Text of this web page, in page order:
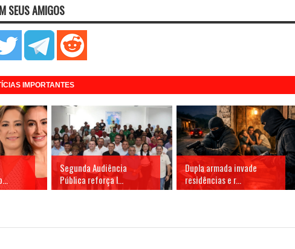
SEUS AMIGOS
IMPORTANTES
Segunda Audiência
Pública reforça l...
Dupla armada invade
residências e r...